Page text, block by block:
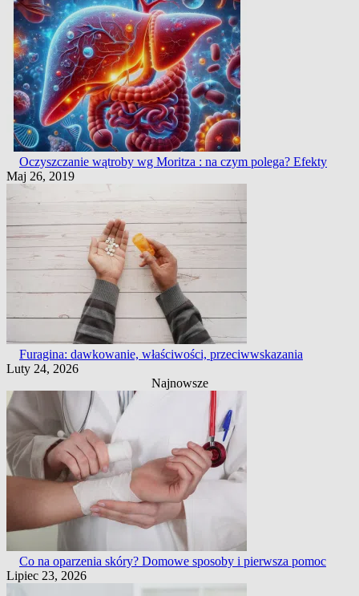
Oczyszczanie wątroby wg Moritza : na czym polega? Efekty
Maj 26, 2019
Furagina: dawkowanie, właściwości, przeciwwskazania
Luty 24, 2026
Najnowsze
Co na oparzenia skóry? Domowe sposoby i pierwsza pomoc
Lipiec 23, 2026